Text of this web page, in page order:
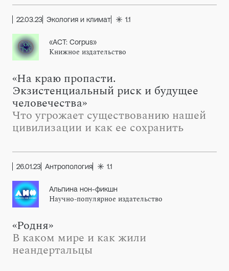
22.03.23 Экология и климат 1.1
«АСТ: Corpus»
Книжное издательство
«На краю пропасти.
Экзистенциальный риск и будущее
человечества»
Что угрожает существованию нашей
цивилизации и как ее сохранить
26.01.23 Антропология 1.1
Альпина нон-фикшн
Научно-популярное издательство
«Родня»
В каком мире и как жили
неандертальцы